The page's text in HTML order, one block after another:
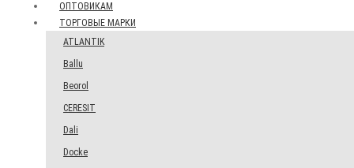
ОПТОВИКАМ
ТОРГОВЫЕ МАРКИ
ATLANTIK
Ballu
Beorol
CERESIT
Dali
Docke